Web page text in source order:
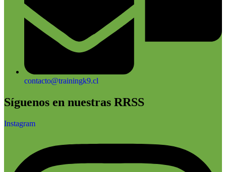
contacto@trainingk9.cl
Síguenos en nuestras RRSS
Instagram